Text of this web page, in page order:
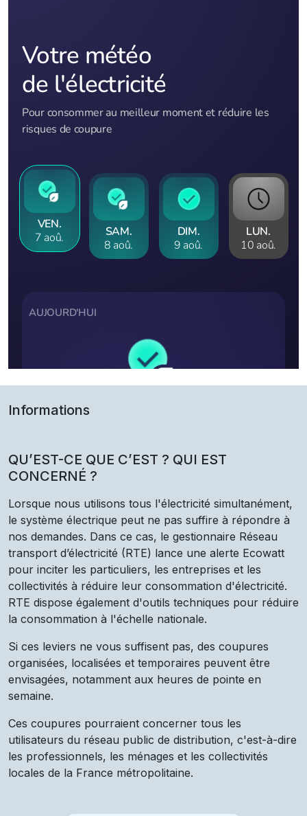
Informations
QU’EST-CE QUE C’EST ? QUI EST
CONCERNÉ ?
Lorsque nous utilisons tous l'électricité simultanément,
le système électrique peut ne pas suffire à répondre à
nos demandes. Dans ce cas, le gestionnaire Réseau
transport d’électricité (RTE) lance une alerte Ecowatt
pour inciter les particuliers, les entreprises et les
collectivités à réduire leur consommation d'électricité.
RTE dispose également d'outils techniques pour réduire
la consommation à l'échelle nationale.
Si ces leviers ne vous suffisent pas, des coupures
organisées, localisées et temporaires peuvent être
envisagées, notamment aux heures de pointe en
semaine.
Ces coupures pourraient concerner tous les
utilisateurs du réseau public de distribution, c'est-à-dire
les professionnels, les ménages et les collectivités
locales de la France métropolitaine.